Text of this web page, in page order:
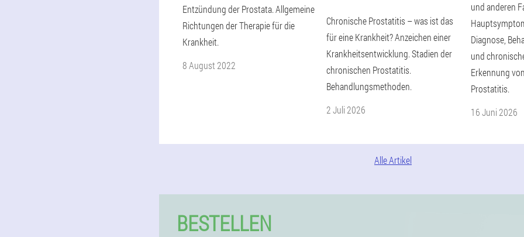
Entzündung der Prostata. Allgemeine
Richtungen der Therapie für die
Krankheit.
8 August 2022
Chronische Prostatitis – was ist das
für eine Krankheit? Anzeichen einer
Krankheitsentwicklung. Stadien der
chronischen Prostatitis.
Behandlungsmethoden.
2 Juli 2026
und anderen
Diagnose,
und
Erkennung
Prostatitis.
16 Juni 2026
Alle Artikel
BESTELLEN